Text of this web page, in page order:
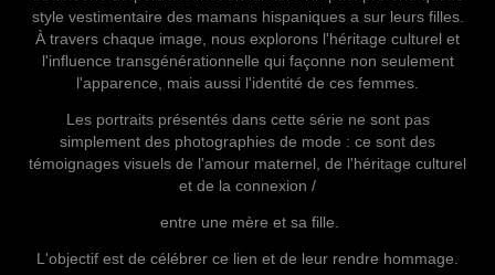
style vestimentaire des mamans hispaniques a sur leurs filles.
À travers chaque image, nous explorons l'héritage culturel et
l'influence transgénérationnelle qui façonne non seulement
l'apparence, mais aussi l'identité de ces femmes.
Les portraits présentés dans cette série ne sont pas
simplement des photographies de mode : ce sont des
témoignages visuels de l'amour maternel, de l'héritage culturel
et de la connexion /
entre une mère et sa fille.
L'objectif est de célébrer ce lien et de leur rendre hommage.